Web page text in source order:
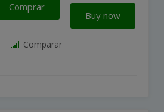
Comprar
Buy now
Comparar